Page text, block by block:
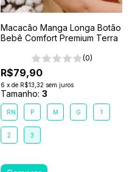
Macacão Manga Longa Botão
Bebê Comfort Premium Terra
(0)
R$79,90
6 x de R$13,32 sem juros
Tamanho: 3
RN P M G 1
2 3